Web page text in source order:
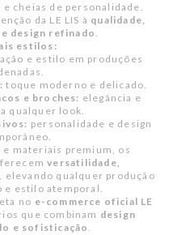
cheias de personalidade.
da LE LIS à qualidade,
design refinado.
estilos:
e estilo em produções
toque moderno e delicado.
e broches: elegância e
qualquer look.
personalidade e design
e materiais premium, os
versatilidade,
, elevando qualquer produção
e estilo atemporal.
no e-commerce oficial LE
que combinam design
e sofisticação.